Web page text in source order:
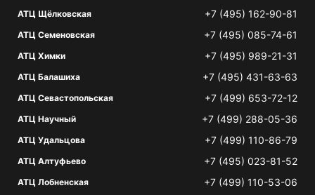
АТЦ Щёлковская +7 (495) 162-90-81
АТЦ Семеновская +7 (495) 085-74-61
АТЦ Химки +7 (495) 989-21-31
АТЦ Балашиха +7 (495) 431-63-63
АТЦ Севастопольская +7 (499) 653-72-12
АТЦ Научный +7 (499) 288-05-36
АТЦ Удальцова +7 (499) 110-86-79
АТЦ Алтуфьево +7 (495) 023-81-52
АТЦ Лобненская +7 (499) 110-53-06